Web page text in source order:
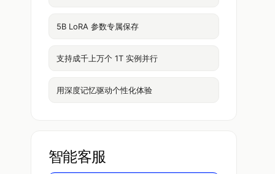
5B LoRA 参数专属保存
支持成千上万个 1T 实例并行
用深度记忆驱动个性化体验
智能客服